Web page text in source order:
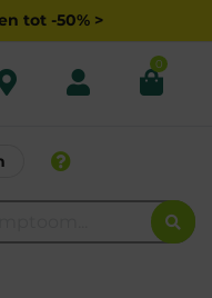
tot -50% >
0